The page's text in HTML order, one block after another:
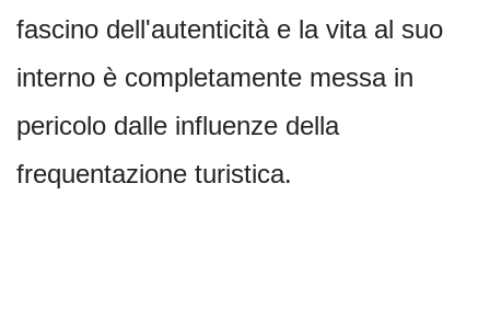
fascino dell'autenticità e la vita al suo
interno è completamente messa in
pericolo dalle influenze della
frequentazione turistica.